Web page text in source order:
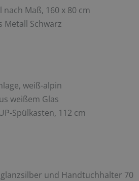
Maß, 160 x 80 cm
Metall Schwarz
weiß-alpin
weißem Glas
Spülkasten, 112 cm
und Handtuchhalter 70